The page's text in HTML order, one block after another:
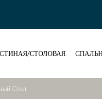
СТОЛОВАЯ
Стол